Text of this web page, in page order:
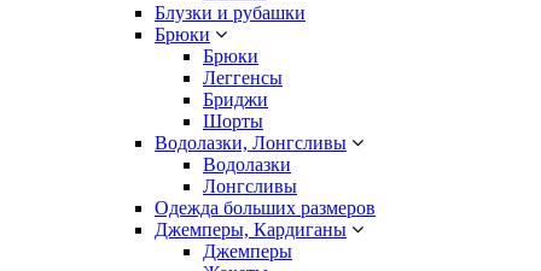
Блузки и рубашки
Брюки
Брюки
Леггенсы
Бриджи
Шорты
Водолазки, Лонгсливы
Водолазки
Лонгсливы
Одежда больших размеров
Джемперы, Кардиганы
Джемперы